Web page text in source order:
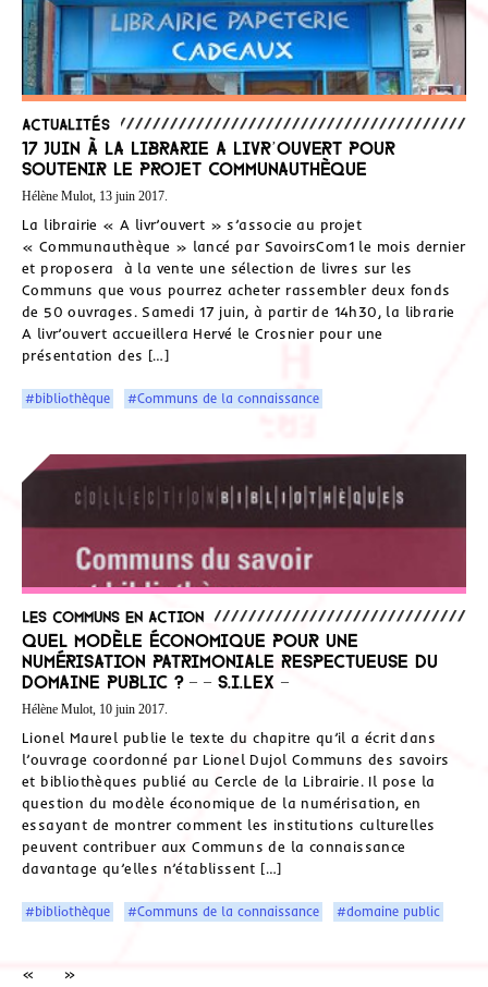
Actualités
17 juin à la librarie A livr’ouvert pour
soutenir le projet Communauthèque
Hélène Mulot, 13 juin 2017.
La librairie « A livr’ouvert » s’associe au projet
« Communauthèque » lancé par SavoirsCom1 le mois dernier
et proposera à la vente une sélection de livres sur les
Communs que vous pourrez acheter rassembler deux fonds
de 50 ouvrages. Samedi 17 juin, à partir de 14h30, la librarie
A livr’ouvert accueillera Hervé le Crosnier pour une
présentation des […]
#bibliothèque #Communs de la connaissance
Les communs en action
Quel modèle économique pour une
numérisation patrimoniale respectueuse du
domaine public ? – – S.I.Lex –
Hélène Mulot, 10 juin 2017.
Lionel Maurel publie le texte du chapitre qu’il a écrit dans
l’ouvrage coordonné par Lionel Dujol Communs des savoirs
et bibliothèques publié au Cercle de la Librairie. Il pose la
question du modèle économique de la numérisation, en
essayant de montrer comment les institutions culturelles
peuvent contribuer aux Communs de la connaissance
davantage qu’elles n’établissent […]
#bibliothèque #Communs de la connaissance #domaine public
« »